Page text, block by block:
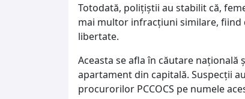
Totodată, polițiștii au stabilit că,
mai multor infracțiuni similare, fiind
libertate.
Aceasta se afla în căutare națională
apartament din capitală. Suspecții
procurorilor PCCOCS pe numele